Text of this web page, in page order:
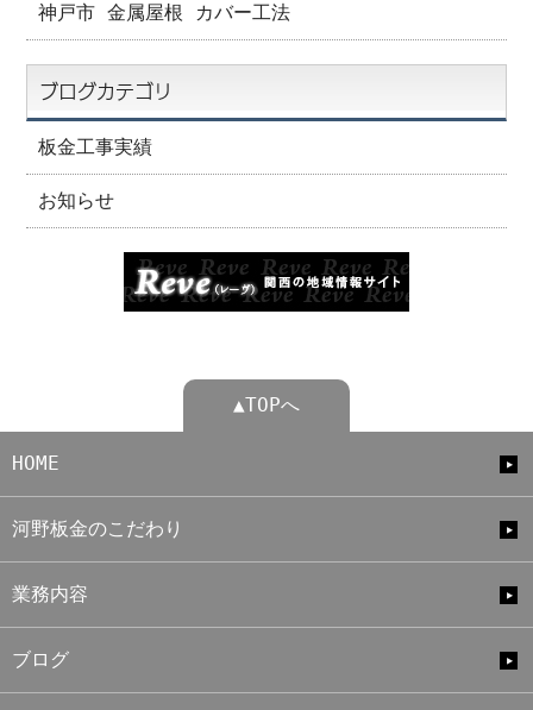
神戸市 金属屋根 カバー工法
ブログカテゴリ
板金工事実績
お知らせ
▲TOPへ
HOME
河野板金のこだわり
業務内容
ブログ